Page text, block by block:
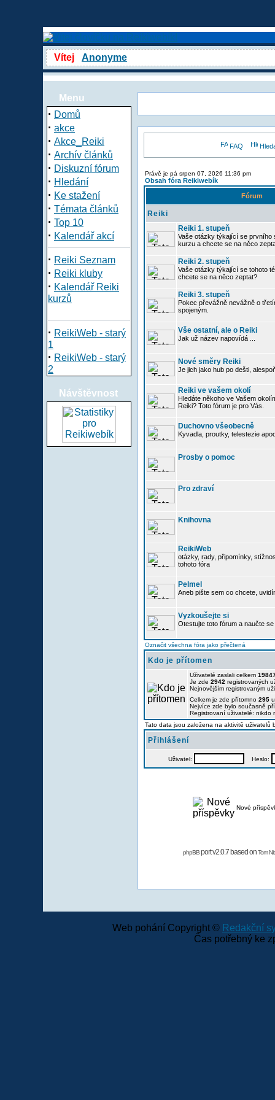
Vítej Anonyme
Menu
· Domů
· akce
· Akce_Reiki
· Archív článků
· Diskuzní fórum
· Hledání
· Ke stažení
· Témata článků
· Top 10
· Kalendář akcí
· Reiki Seznam
· Reiki kluby
· Kalendář Reiki
kurzů
· ReikiWeb - starý
1
· ReikiWeb - starý
2
Návštěvnost
FAQ
Právě je pá srpen 07, 2026 11:36 pm
Obsah fóra Reikiwebík
Fórum
Reiki
Reiki 1. stupeň
Vaše otázky týkající se prvního
kurzu a chcete se na něco
Reiki 2. stupeň
Vaše otázky týkající se tohoto
chcete se na něco zeptat?
Reiki 3. stupeň
Pokec převážně nevážně o
spojeným.
Vše ostatní, ale o Reiki
Jak už název napovídá ...
Nové směry Reiki
Je jich jako hub po dešti,
Reiki ve vašem okolí
Hledáte někoho ve Vašem
Reiki? Toto fórum je pro Vás.
Duchovno všeobecně
Kyvadla, proutky, telestezie
Prosby o pomoc
Pro zdraví
Knihovna
ReikiWeb
otázky, rady, připomínky,
tohoto fóra
Pelmel
Aneb pište sem co chcete,
Vyzkoušejte si
Otestujte toto fórum a naučte
Označit všechna fóra jako přečtená
Kdo je přítomen
Uživatelé zaslali celkem
Je zde 2942 registrovaných
Nejnovějším registrovaným
Celkem je zde přítomno 295
Nejvíce zde bylo současně
Registrovaní uživatelé: nikdo
Tato data jsou založena na aktivitě uživatelů
Přihlášení
Uživatel: Heslo:
Nové
phpBBport v2.0.7 based onTom
Web pohání Copyright © Redakční
Čas potřebný ke